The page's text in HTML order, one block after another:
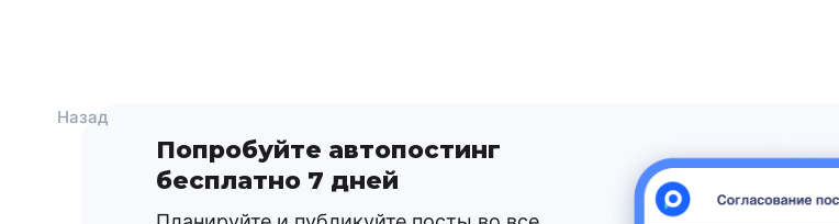
Назад
Попробуйте автопостинг
бесплатно 7 дней